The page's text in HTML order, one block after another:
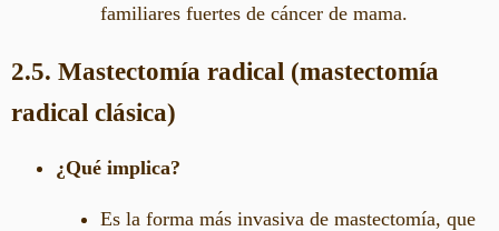
familiares fuertes de cáncer de mama.
2.5. Mastectomía radical (mastectomía
radical clásica)
¿Qué implica?
Es la forma más invasiva de mastectomía, que